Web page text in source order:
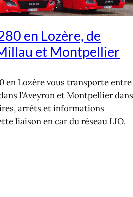
en Lozère, de
et Montpellier
en Lozère vous transporte entre
l’Aveyron et Montpellier dans
arrêts et informations
liaison en car du réseau LIO.